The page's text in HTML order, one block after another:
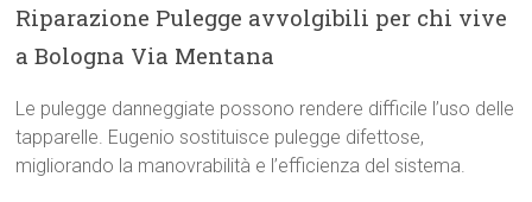
Riparazione Pulegge avvolgibili per chi vive
a Bologna Via Mentana
Le pulegge danneggiate possono rendere difficile l’uso delle
tapparelle. Eugenio sostituisce pulegge difettose,
migliorando la manovrabilità e l’efficienza del sistema.